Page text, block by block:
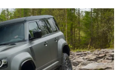
העומד על החל מ-
אוקטה המעניינת.